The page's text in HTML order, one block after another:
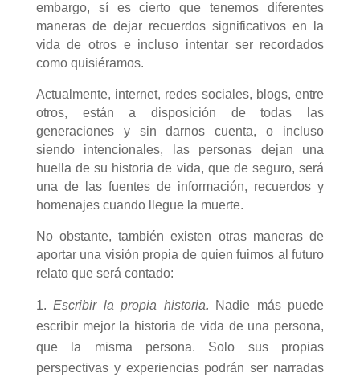
embargo, sí es cierto que tenemos diferentes
maneras de dejar recuerdos significativos en la
vida de otros e incluso intentar ser recordados
como quisiéramos.
Actualmente, internet, redes sociales, blogs, entre
otros, están a disposición de todas las
generaciones y sin darnos cuenta, o incluso
siendo intencionales, las personas dejan una
huella de su historia de vida, que de seguro, será
una de las fuentes de información, recuerdos y
homenajes cuando llegue la muerte.
No obstante, también existen otras maneras de
aportar una visión propia de quien fuimos al futuro
relato que será contado:
Escribir la propia historia. Nadie más puede
escribir mejor la historia de vida de una persona,
que la misma persona. Solo sus propias
perspectivas y experiencias podrán ser narradas